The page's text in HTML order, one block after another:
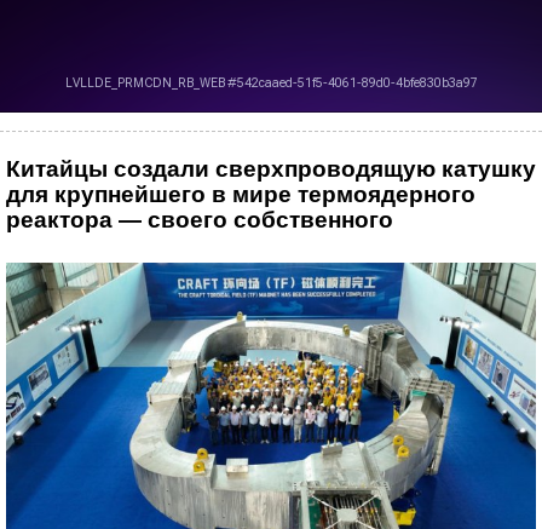
Китайцы создали сверхпроводящую катушку
для крупнейшего в мире термоядерного
реактора — своего собственного